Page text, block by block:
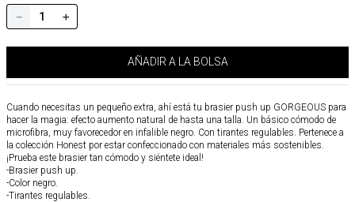
＋
－
AÑADIR A LA BOLSA
Cuando necesitas un pequeño extra, ahí está tu brasier push up GORGEOUS para
hacer la magia: efecto aumento natural de hasta una talla. Un básico cómodo de
microfibra, muy favorecedor en infalible negro. Con tirantes regulables. Pertenece a
la colección Honest por estar confeccionado con materiales más sostenibles.
¡Prueba este brasier tan cómodo y siéntete ideal!
-Brasier push up.
-Color negro.
-Tirantes regulables.